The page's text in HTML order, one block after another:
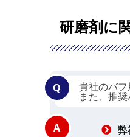
研磨剤に
貴社のバフ
また、推奨
弊